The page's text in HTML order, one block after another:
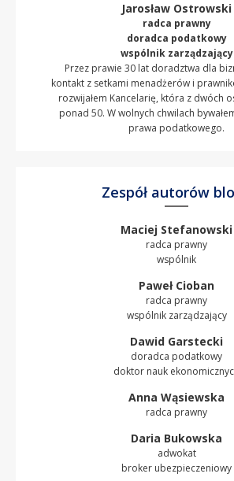
Jarosław Ostrowski
radca prawny
doradca podatkowy
wspólnik zarządzający
Przez prawie 30 lat doradztwa dla
kontakt z setkami menadżerów i
rozwijałem Kancelarię, która z dwóch
ponad 50. W wolnych chwilach
prawa podatkowego.
Zespół autorów
Maciej Stefanowski
radca prawny
wspólnik
Paweł Cioban
radca prawny
wspólnik zarządzający
Dawid Garstecki
doradca podatkowy
doktor nauk
Anna Wąsiewska
radca prawny
Daria Bukowska
adwokat
broker ubezpieczeniowy